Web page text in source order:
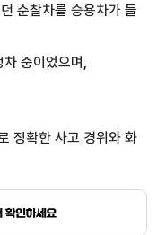
순찰차를 승용차가 들
중이었으며,
정확한 사고 경위와 화